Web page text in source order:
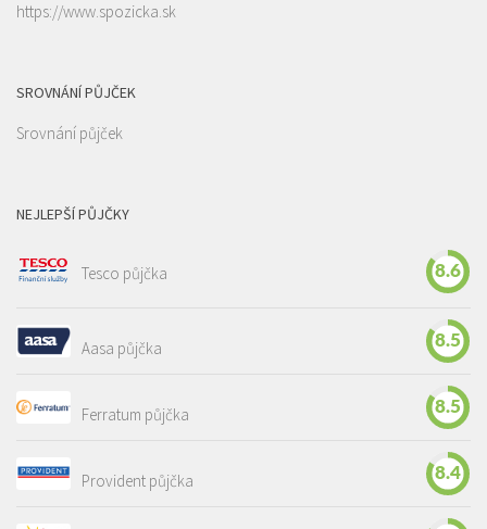
https://www.spozicka.sk
SROVNÁNÍ PŮJČEK
Srovnání půjček
NEJLEPŠÍ PŮJČKY
Tesco půjčka 8.6
Aasa půjčka 8.5
Ferratum půjčka 8.5
Provident půjčka 8.4